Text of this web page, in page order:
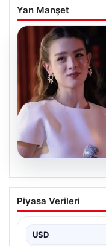
Yan Manşet
05.08.2026
‘Yeraltı’
duyurusunda
Piyasa Verileri
USD